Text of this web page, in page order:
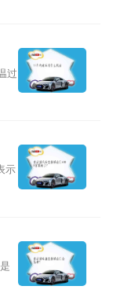
过
示